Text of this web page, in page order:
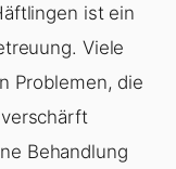
ist ein
Viele
Problemen, die
Behandlung